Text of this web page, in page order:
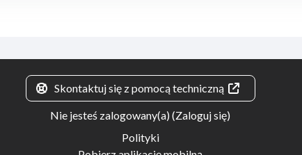
Skontaktuj się z pomocą techniczną
Nie jesteś zalogowany(a) (Zaloguj się)
Polityki